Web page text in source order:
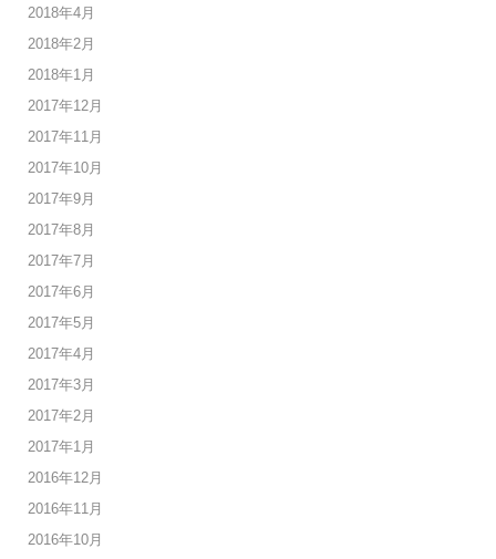
2018年4月
2018年2月
2018年1月
2017年12月
2017年11月
2017年10月
2017年9月
2017年8月
2017年7月
2017年6月
2017年5月
2017年4月
2017年3月
2017年2月
2017年1月
2016年12月
2016年11月
2016年10月